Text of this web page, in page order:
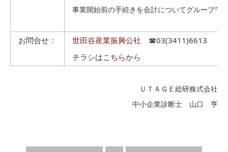
事業開始前の手続きを会計についてグループワ
お問合せ： 世田谷産業振興公社 ☎03(3411)6613
チラシはこちらから
ＵＴＡＧＥ総研株式会社
中小企業診断士 山口 亨